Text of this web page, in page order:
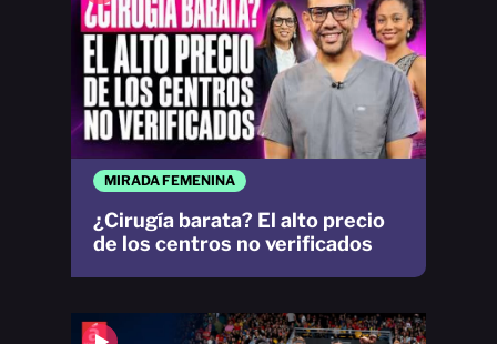
MIRADA FEMENINA
¿Cirugía barata? El alto precio
de los centros no verificados